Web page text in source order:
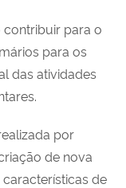
para o
para os
das atividades
por
de nova
de